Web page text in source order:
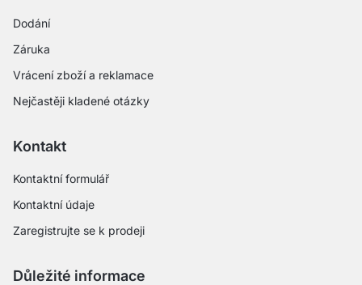
Dodání
Záruka
Vrácení zboží a reklamace
Nejčastěji kladené otázky
Kontakt
Kontaktní formulář
Kontaktní údaje
Zaregistrujte se k prodeji
Důležité informace